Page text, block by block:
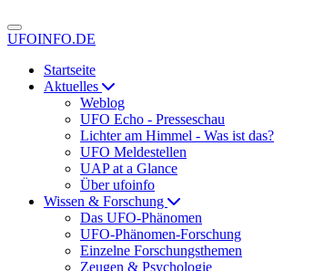
UFOINFO.DE
Startseite
Aktuelles
Weblog
UFO Echo - Presseschau
Lichter am Himmel - Was ist das?
UFO Meldestellen
UAP at a Glance
Über ufoinfo
Wissen & Forschung
Das UFO-Phänomen
UFO-Phänomen-Forschung
Einzelne Forschungsthemen
Zeugen & Psychologie